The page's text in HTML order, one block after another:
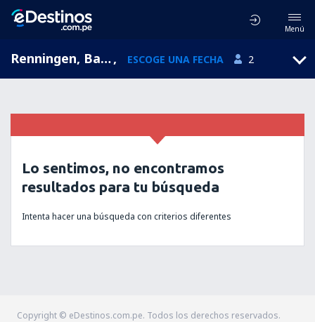
Menú
Renningen, Baden-Wurttemberg, Alemania, ESCOGE UNA FECHA 2
Lo sentimos, no encontramos
resultados para tu búsqueda
Intenta hacer una búsqueda con criterios diferentes
Copyright © eDestinos.com.pe. Todos los derechos reservados.